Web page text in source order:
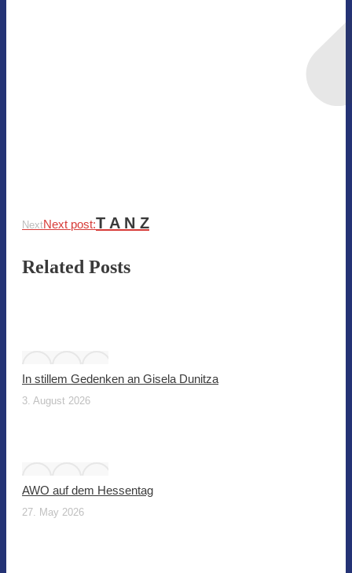
NextNext post:T A N Z
Related Posts
In stillem Gedenken an Gisela Dunitza
3. August 2026
AWO auf dem Hessentag
27. May 2026